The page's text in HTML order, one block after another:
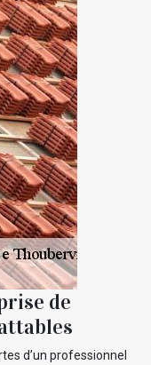
de
d’un professionnel